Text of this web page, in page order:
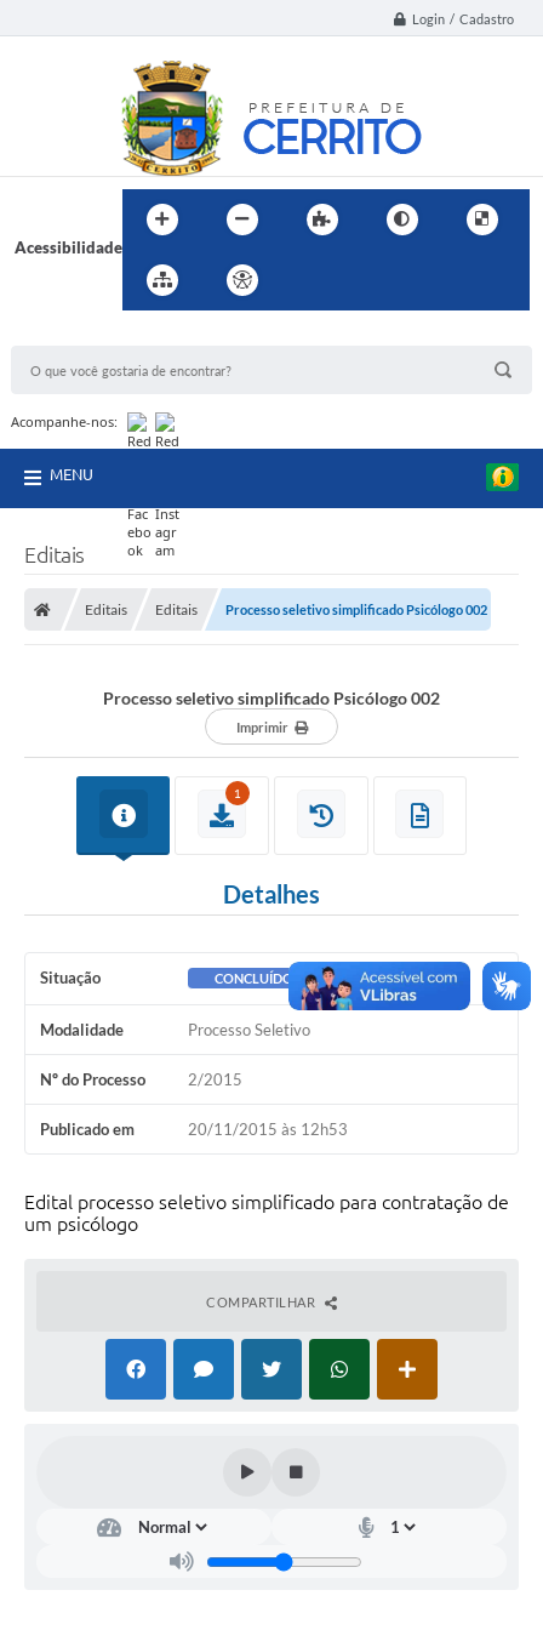
Login / Cadastro
Acessibilidade
Acompanhe-nos:
MENU
Editais
Editais Editais Processo seletivo simplificado Psicólogo 002
Processo seletivo simplificado Psicólogo 002
Imprimir
1
Detalhes
Situação CONCLUÍDO
Modalidade Processo Seletivo
Nº do Processo 2/2015
Publicado em 20/11/2015 às 12h53
Edital processo seletivo simplificado para contratação de
um psicólogo
COMPARTILHAR